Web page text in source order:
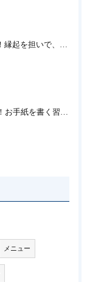
本日縁起の良き1日ですね！縁起を担いで、新しいことをはじめる♪大人の趣味に書道なら「青霄書法会」
7月23日は文月ふみの日！！お手紙を書く習慣を…★書道のお稽古なら大阪の書道教室「青霄書法会」
メニュー